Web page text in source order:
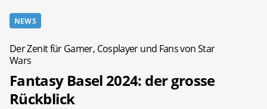
NEWS
Der Zenit für Gamer, Cosplayer und Fans von Star
Wars
Fantasy Basel 2024: der grosse
Rückblick